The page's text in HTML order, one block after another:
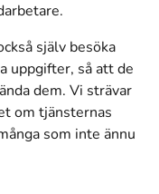
själv besöka
uppgifter, så att de
dem. Vi strävar
om tjänsternas
som inte ännu